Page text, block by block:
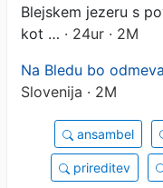
Blejskem jezeru s
kot … · 24ur · 2M
Na Bledu bo
Slovenija · 2M
ansambel
prireditev